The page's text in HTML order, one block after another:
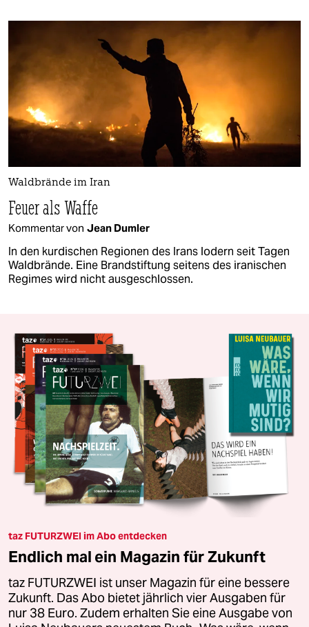
Waldbrände im Iran
Feuer als Waffe
Kommentar von Jean Dumler
In den kurdischen Regionen des Irans lodern seit Tagen
Waldbrände. Eine Brandstiftung seitens des iranischen
Regimes wird nicht ausgeschlossen.
taz FUTURZWEI im Abo entdecken
Endlich mal ein Magazin für Zukunft
taz FUTURZWEI ist unser Magazin für eine bessere
Zukunft. Das Abo bietet jährlich vier Ausgaben für
nur 38 Euro. Zudem erhalten Sie eine Ausgabe von